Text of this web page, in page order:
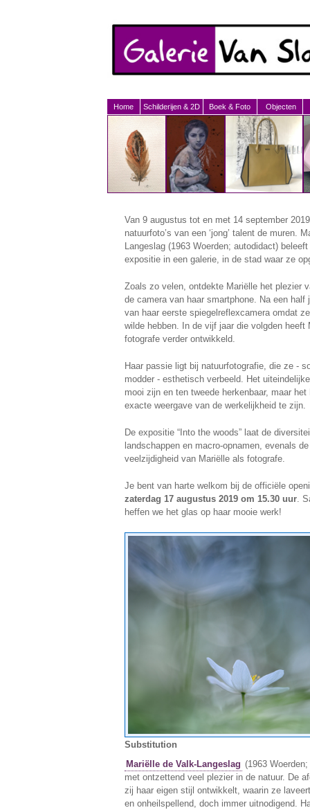
Home Schilderijen & 2D Boek & Foto Objecten
Van 9 augustus tot en met 14 september
natuurfoto’s van een ‘jong’ talent de muren.
Langeslag (1963 Woerden; autodidact)
expositie in een galerie, in de stad waar ze
Zoals zo velen, ontdekte Mariëlle het plezier
de camera van haar smartphone. Na een half
van haar eerste spiegelreflexcamera omdat
wilde hebben. In de vijf jaar die volgden heeft
fotografe verder ontwikkeld.
Haar passie ligt bij natuurfotografie, die ze -
modder - esthetisch verbeeld. Het
mooi zijn en ten tweede herkenbaar, maar
exacte weergave van de werkelijkheid te zijn.
De expositie “Into the woods” laat de
landschappen en macro-opnamen, evenals
veelzijdigheid van Mariëlle als fotografe.
Je bent van harte welkom bij de officiële
zaterdag 17 augustus 2019 om 15.30 uur.
heffen we het glas op haar mooie werk!
Substitution
Mariëlle de Valk-Langeslag (1963
met ontzettend veel plezier in de natuur. De
zij haar eigen stijl ontwikkelt, waarin ze
en onheilspellend, doch immer uitnodigend.